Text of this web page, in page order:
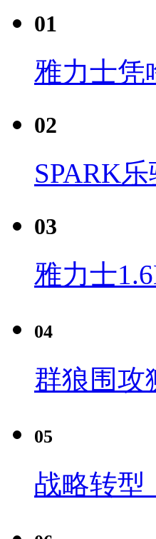
01
雅力士凭
02
SPARK
03
雅力士
04
群狼围攻
05
战略转型